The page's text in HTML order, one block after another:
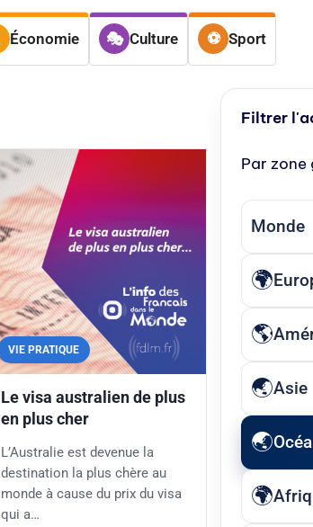
Économie Culture Sport
VIE PRATIQUE
Le visa australien de plus
en plus cher
L’Australie est devenue la
destination la plus chère au
monde à cause du prix du visa
qui a…
Filtrer
Par
Monde
Asie